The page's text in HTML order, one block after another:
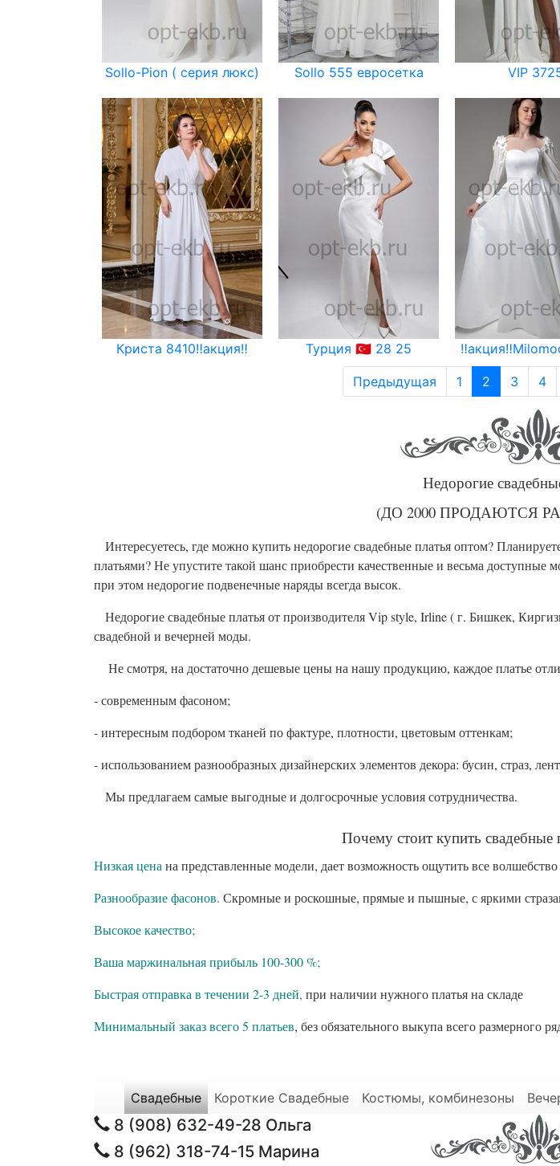
Sollo-Pion ( серия люкс) Sollo 555 евросетка VIP
Криста 8410‼️акция‼️ Турция 🇹🇷 28 25
Предыдущая 1 2 3 4
Недорогие
(ДО 2000 ПРОДАЮТСЯ
Интересуетесь, где можно купить недорогие свадебные платья оптом?
платьями? Не упустите такой шанс приобрести качественные и весьма доступные
при этом недорогие подвенечные наряды всегда высок.
Недорогие свадебные платья от производителя Vip style, Irline ( г. Бишкек,
свадебной и вечерней моды.
Не смотря, на достаточно дешевые цены на нашу продукцию, каждое платье
- современным фасоном;
- интересным подбором тканей по фактуре, плотности, цветовым оттенкам;
- использованием разнообразных дизайнерских элементов декора: бусин, страз,
Мы предлагаем самые выгодные и долгосрочные условия сотрудничества.
Почему стоит купить свадебные
Низкая цена на представленные модели, дает возможность ощутить все
Разнообразие фасонов. Скромные и роскошные, прямые и пышные, с яркими
Высокое качество;
Ваша маржинальная прибыль 100-300 %;
Быстрая отправка в течении 2-3 дней, при наличии нужного платья на складе
Минимальный заказ всего 5 платьев, без обязательного выкупа всего размерного
Свадебные Короткие Свадебные Костюмы, комбинезоны
8 (908) 632-49-28 Ольга
8 (962) 318-74-15 Марина